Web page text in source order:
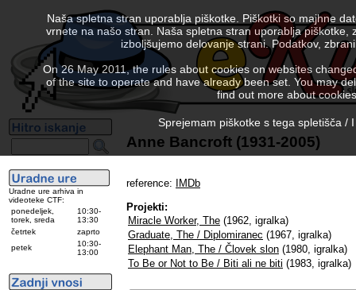
Uradne ure arhiva in
videoteke CTF:
ponedeljek,
torek, sreda
10:30-
13:30
četrtek
zaprto
petek
10:30-
13:00
Anne Bancroft (1931-2005)
reference:
IMDb
Projekti:
Miracle Worker, The (1962, igralka)
Graduate, The / Diplomiranec (1967, igralka)
Elephant Man, The / Človek slon (1980, igralka)
To Be or Not to Be / Biti ali ne biti (1983, igralka)
Naša spletna stran uporablja piškotke. Piškotki so majhne
vrnete na našo stran. Naša spletna stran uporablja
izboljšujemo delovanje strani. Podatkov,
On 26 May 2011, the rules about cookies on websites
of the site to operate and have already been set. You may
find out more about
Sprejemam piškotke s tega spletišča /